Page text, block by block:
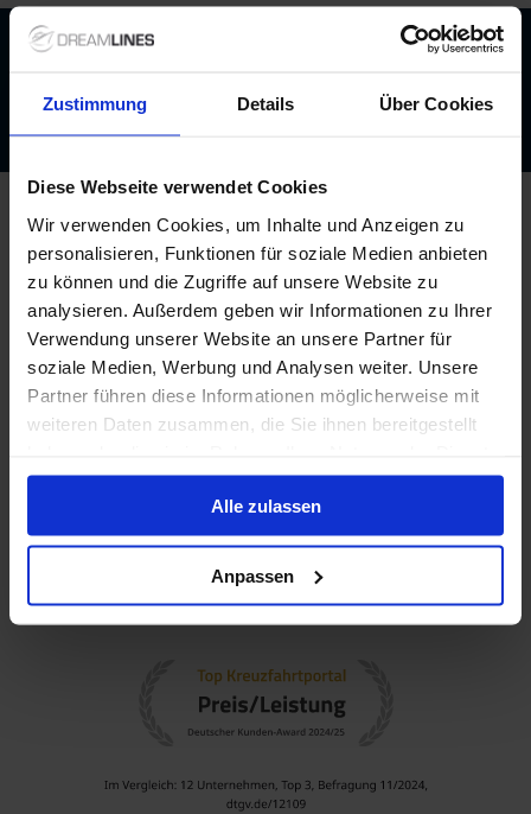
Zustimmung Details Über Cookies
Diese Webseite verwendet Cookies
Wir verwenden Cookies, um Inhalte und Anzeigen zu
personalisieren, Funktionen für soziale Medien anbieten
zu können und die Zugriffe auf unsere Website zu
analysieren. Außerdem geben wir Informationen zu Ihrer
Verwendung unserer Website an unsere Partner für
soziale Medien, Werbung und Analysen weiter. Unsere
Partner führen diese Informationen möglicherweise mit
weiteren Daten zusammen, die Sie ihnen bereitgestellt
gesammelt haben.
Alle zulassen
Anpassen
Best-Preis-Garantie